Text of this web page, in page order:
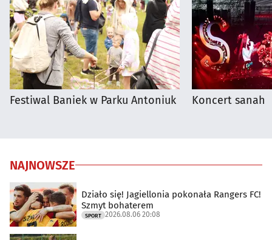
Festiwal Baniek w Parku Antoniuk Koncert sanah
NAJNOWSZE
Działo się! Jagiellonia pokonała Rangers FC!
Szmyt bohaterem
SPORT 2026.08.06 20:08